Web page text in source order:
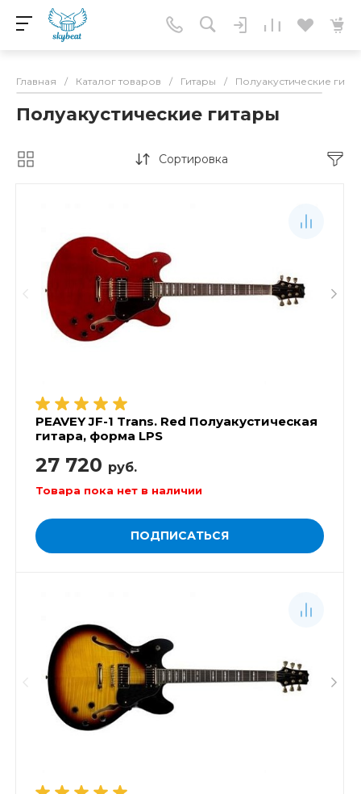
Главная / Каталог товаров / Гитары / Полуакустические
Полуакустические гитары
Сортировка
PEAVEY JF-1 Trans. Red Полуакустическая
гитара, форма LPS
27 720 руб.
Товара пока нет в наличии
ПОДПИСАТЬСЯ